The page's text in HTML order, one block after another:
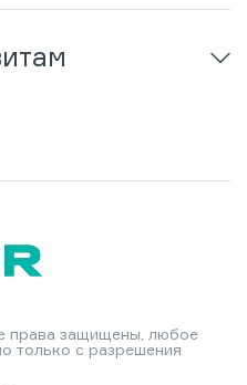
защищены, любое
только с разрешения